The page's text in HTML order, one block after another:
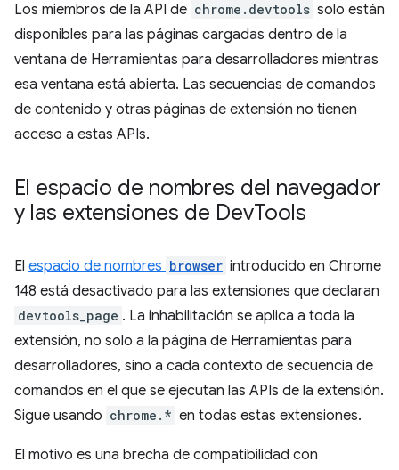
Los miembros de la API de chrome.devtools solo están
disponibles para las páginas cargadas dentro de la
ventana de Herramientas para desarrolladores mientras
esa ventana está abierta. Las secuencias de comandos
de contenido y otras páginas de extensión no tienen
acceso a estas APIs.
El espacio de nombres del navegador
y las extensiones de DevTools
El espacio de nombres browser introducido en Chrome
148 está desactivado para las extensiones que declaran
devtools_page . La inhabilitación se aplica a toda la
extensión, no solo a la página de Herramientas para
desarrolladores, sino a cada contexto de secuencia de
comandos en el que se ejecutan las APIs de la extensión.
Sigue usando chrome.* en todas estas extensiones.
El motivo es una brecha de compatibilidad con